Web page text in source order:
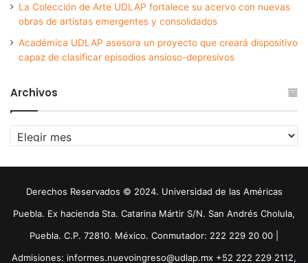
La Colección de Arte UDLAP fortalece su acervo con nuevas
obras de artistas emergentes y consolidados
Académica UDLAP asesora un proyecto que creará dispositivo
capaz de clasificar episodios ansioso-depresivos
Archivos
Archivos
Derechos Reservados © 2024. Universidad de las Américas
Puebla. Ex hacienda Sta. Catarina Mártir S/N. San Andrés Cholula,
Puebla. C.P. 72810. México. Conmutador: 222 229 20 00 |
Admisiones: informes.nuevoingreso@udlap.mx +52 222 229 2112,